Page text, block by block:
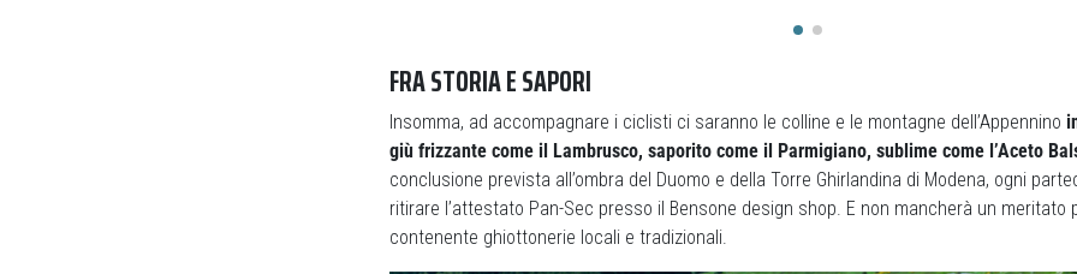
FRA STORIA E SAPORI
Insomma, ad accompagnare i ciclisti ci saranno le colline e le montagne dell’Appennino
giù frizzante come il Lambrusco, saporito come il Parmigiano, sublime come l’Aceto
conclusione prevista all’ombra del Duomo e della Torre Ghirlandina di Modena, ogni
ritirare l’attestato Pan-Sec presso il Bensone design shop. E non mancherà un meritato
contenente ghiottonerie locali e tradizionali.